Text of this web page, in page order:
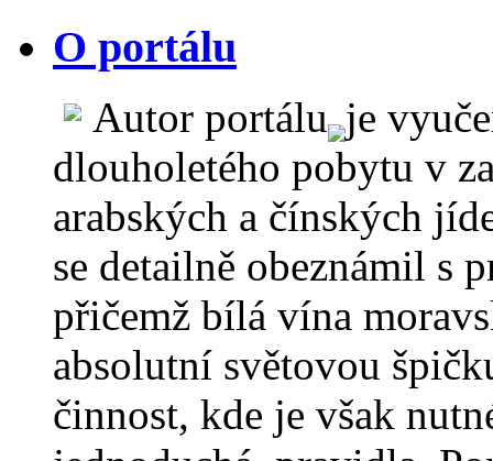
O portálu
Autor portálu je
dlouholetého pobytu v
arabských a čínských
se detailně obeznámil s
přičemž bílá vína
absolutní světovou
činnost, kde je však